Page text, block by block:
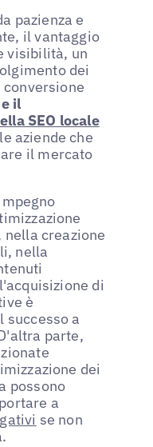
pazienza e
il vantaggio
visibilità, un
dei
il
SEO locale
aziende che
il mercato
creazione
nella
di
è
successo a
parte,
dei
possono
a
se non